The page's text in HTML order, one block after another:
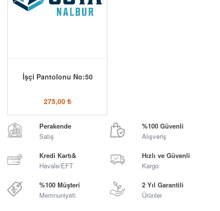
İşçi Pantolonu No:50
275,00 ₺
Perakende
Satış
%100 Güvenli
Alışveriş
Kredi Kartı&
Havale/EFT
Hızlı ve Güvenli
Kargo
%100 Müşteri
Memnuniyeti
2 Yıl Garantili
Ürünler